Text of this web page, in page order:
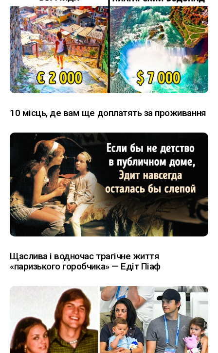
10 місць, де вам ще доплатять за проживання
Щаслива і водночас трагічне життя
«паризького горобчика» — Едіт Піаф